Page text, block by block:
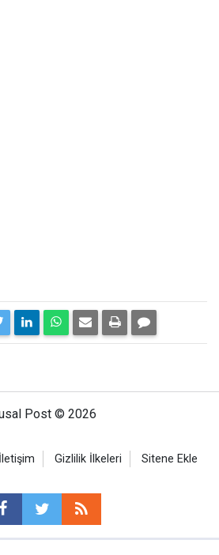
Post © 2026
İletişim Gizlilik İlkeleri Sitene Ekle